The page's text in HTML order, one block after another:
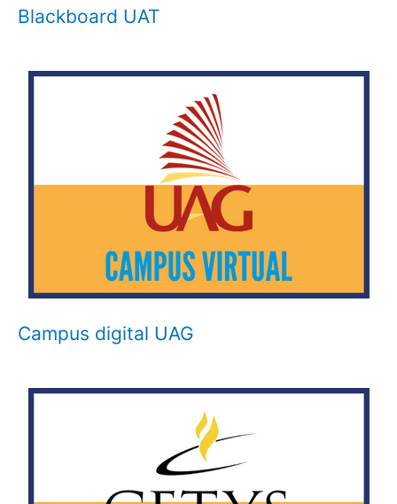
Blackboard UAT
Campus digital UAG